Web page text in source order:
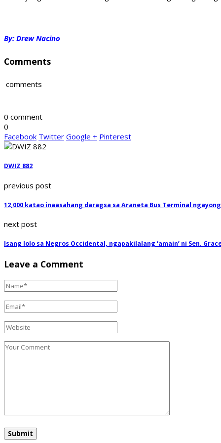
By: Drew Nacino
Comments
comments
0 comment
0
Facebook Twitter Google + Pinterest
DWIZ 882
previous post
12,000 katao inaasahang daragsa sa Araneta Bus Terminal
next post
Isang lolo sa Negros Occidental, ngapakilalang ‘amain’ ni Sen.
Leave a Comment